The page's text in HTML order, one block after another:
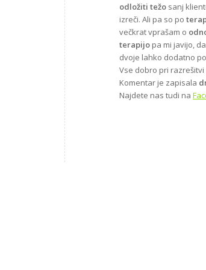
odložiti težo sanj
izreči. Ali pa so po
večkrat vprašam o
terapijo pa mi javijo,
dvoje lahko dodatno
Vse dobro pri
Komentar je zapisala
Najdete nas tudi na